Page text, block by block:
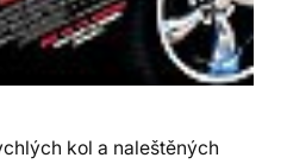
kol a naleštěných